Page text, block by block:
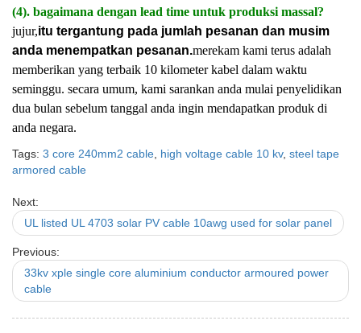
(4). bagaimana dengan lead time untuk produksi massal?
jujur,itu tergantung pada jumlah pesanan dan musim
anda menempatkan pesanan.merekam kami terus adalah
memberikan yang terbaik 10 kilometer kabel dalam waktu
seminggu. secara umum, kami sarankan anda mulai penyelidikan
dua bulan sebelum tanggal anda ingin mendapatkan produk di
anda negara.
Tags: 3 core 240mm2 cable high voltage cable 10 kv, steel tape
armored cable
Next:
UL listed UL 4703 solar PV cable 10awg used for solar panel
Previous:
33kv xple single core aluminium conductor armoured power
cable